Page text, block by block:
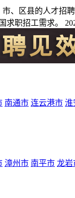
、区县的人才
职招工需求。
南通市 连云港市 淮
漳州市 南平市 龙岩